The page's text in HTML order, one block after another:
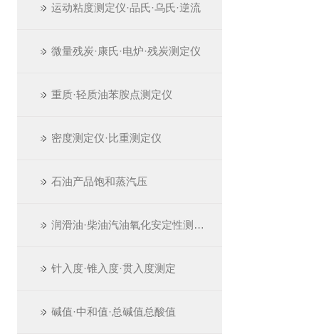
运动粘度测定仪·品氏·乌氏·逆流
微量残炭·康氏·电炉·残炭测定仪
重质·轻质油苯胺点测定仪
密度测定仪·比重测定仪
石油产品饱和蒸汽压
润滑油·柴油汽油氧化安定性测定仪
针入度·锥入度·贯入度测定
碱值·中和值·总碱值总酸值